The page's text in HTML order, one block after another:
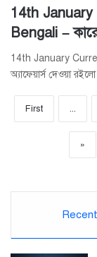
14th
Bengali –
14th January
অ্যাফেয়ার্স দেওয়া
First ...
»
Recent